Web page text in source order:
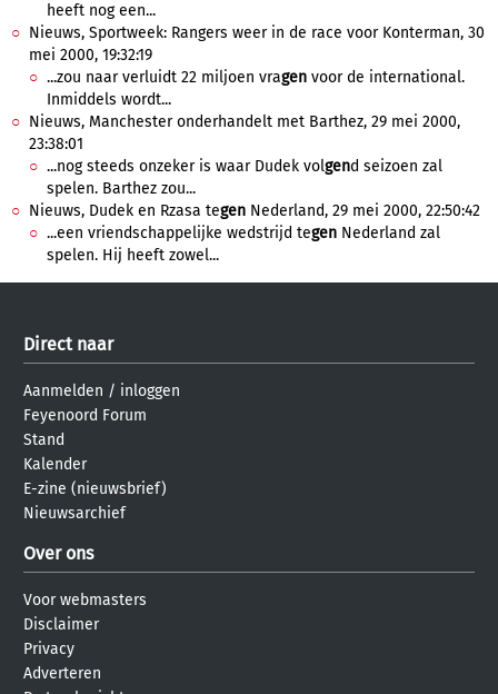
heeft nog een...
Nieuws, Sportweek: Rangers weer in de race voor Konterman, 30
mei 2000, 19:32:19
...zou naar verluidt 22 miljoen vragen voor de international.
Inmiddels wordt...
Nieuws, Manchester onderhandelt met Barthez, 29 mei 2000,
23:38:01
...nog steeds onzeker is waar Dudek volgend seizoen zal
spelen. Barthez zou...
Nieuws, Dudek en Rzasa tegen Nederland, 29 mei 2000, 22:50:42
...een vriendschappelijke wedstrijd tegen Nederland zal
spelen. Hij heeft zowel...
Direct naar
Aanmelden / inloggen
Feyenoord Forum
Stand
Kalender
E-zine (nieuwsbrief)
Nieuwsarchief
Over ons
Voor webmasters
Disclaimer
Privacy
Adverteren